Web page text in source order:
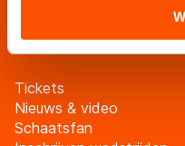
Sommige partners
landen buiten de EU,
adequaat
Door op ‘Toestaan’ te
overdracht. Meer
Tickets
Nieuws & video
Schaatsfan